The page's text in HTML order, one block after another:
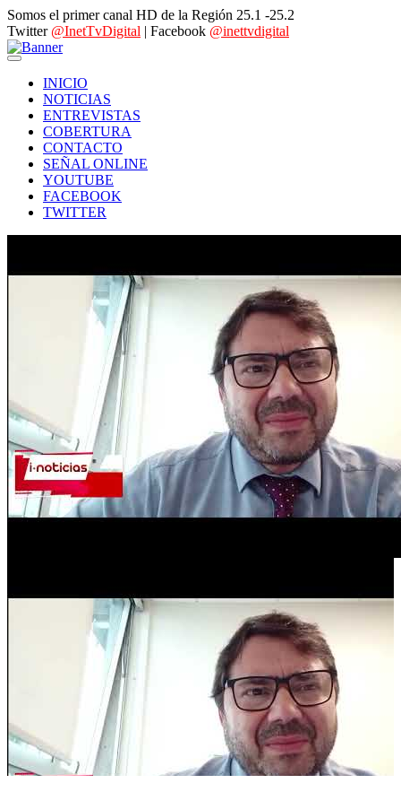
Somos el primer canal HD de la Región 25.1 -25.2
Twitter @InetTvDigital | Facebook @inettvdigital
INICIO
NOTICIAS
ENTREVISTAS
COBERTURA
CONTACTO
SEÑAL ONLINE
YOUTUBE
FACEBOOK
TWITTER